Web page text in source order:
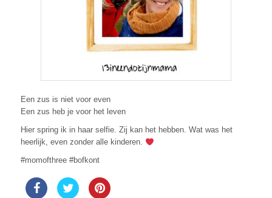
Een zus is niet voor even
Een zus heb je voor het leven
Hier spring ik in haar selfie. Zij kan het hebben. Wat was het
heerlijk, even zonder alle kinderen.
#momofthree #bofkont